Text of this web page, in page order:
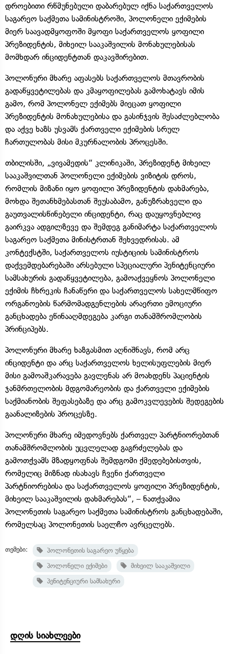
დროებითი რწმუნებული დაბარებულ იქნა საქართველოს
საგარეო საქმეთა სამინისტროში, პოლონელი ექიმების
მიერ საავადმყოფოში მყოფი საქართველოს ყოფილი
პრეზიდენტის, მიხეილ სააკაშვილის მონახულებისას
მომხდარ ინციდენტთან დაკავშირებით.
პოლონური მხარე აფასებს საქართველოს მთავრობის
გადაწყვეტილებას და კმაყოფილებას გამოხატავს იმის
გამო, რომ პოლონელ ექიმებს მიეცათ ყოფილი
პრეზიდენტის მონახულებისა და გასინჯვის შესაძლებლობა
და აქვე ხაზს უსვამს ქართველი ექიმების სრულ
ჩართულობას მისი მკურნალობის პროცესში.
თბილისში, „ვივამედის“ კლინიკაში, პრეზიდენტ მიხეილ
სააკაშვილთან პოლონელი ექიმების ვიზიტის დროს,
რომლის მიზანი იყო ყოფილი პრეზიდენტის დახმარება,
მოხდა შეთანხმებასთან შეუსაბამო, განუზრახველი და
გაუთვალისწინებელი ინციდენტი, რაც დაუყოვნებლივ
გაირკვა ადგილზევე და შემდეგ განიმარტა საქართველოს
საგარეო საქმეთა მინისტრთან შეხვედრისას. ამ
კონტექსტში, საქართველოს იუსტიციის სამინისტროს
დაქვემდებარებაში არსებული სპეციალური პენიტენციური
სამსახურის გადაწყვეტილება, გამოაქვეყნოს პოლონელი
ექიმის ჩხრეკის ჩანაწერი და საქართველოს სახელმწიფო
ორგანოების წარმომადგენლების არაერთი ემოციური
განცხადება ეწინააღმდეგება კარგი თანამშრომლობის
პრინციპებს.
პოლონური მხარე ხაზგასმით აღნიშნავს, რომ არც
ინციდენტი და არც საქართველოს ხელისუფლების მიერ
მისი გამოაშკარავება გავლენას არ მოახდენს პაციენტის
ჯანმრთელობის მდგომარეობის და ქართველი ექიმების
საქმიანობის შეფასებაზე და არც გამოკვლევების შედეგების
გაანალიზების პროცესზე.
პოლონური მხარე იმედოვნებს ქართველ პარტნიორებთან
თანამშრომლობის უცვლელად გაგრძელებას და
გამოთქვამს მზადყოფნას შემდგომი ქმედებებისთვის,
რომელიც მიზნად ისახავს ჩვენი ქართველი
პარტნიორებისა და საქართველოს ყოფილი პრეზიდენტის,
მიხეილ სააკაშვილის დახმარებას“, – ნათქვამია
პოლონეთის საგარეო საქმეთა სამინისტროს განცხადებაში,
რომელსაც პოლონეთის საელჩო ავრცელებს.
თემები:
პოლონეთის საგარეო უწყება
პოლონელი ექიმები
მიხეილ სააკაშვილი
პენიტენციური სამსახური
დღის სიახლეები